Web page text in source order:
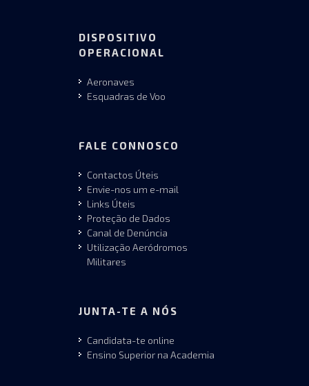
DISPOSITIVO
OPERACIONAL
Aeronaves
Esquadras de Voo
FALE CONNOSCO
Contactos Úteis
Envie-nos um e-mail
Links Úteis
Proteção de Dados
Canal de Denúncia
Utilização Aeródromos
Militares
JUNTA-TE A NÓS
Candidata-te online
Ensino Superior na Academia